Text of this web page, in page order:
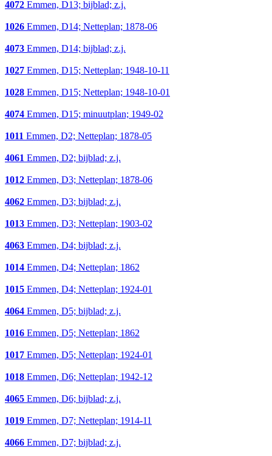
4072 Emmen, D13; bijblad; z.j.
1026 Emmen, D14; Netteplan; 1878-06
4073 Emmen, D14; bijblad; z.j.
1027 Emmen, D15; Netteplan; 1948-10-11
1028 Emmen, D15; Netteplan; 1948-10-01
4074 Emmen, D15; minuutplan; 1949-02
1011 Emmen, D2; Netteplan; 1878-05
4061 Emmen, D2; bijblad; z.j.
1012 Emmen, D3; Netteplan; 1878-06
4062 Emmen, D3; bijblad; z.j.
1013 Emmen, D3; Netteplan; 1903-02
4063 Emmen, D4; bijblad; z.j.
1014 Emmen, D4; Netteplan; 1862
1015 Emmen, D4; Netteplan; 1924-01
4064 Emmen, D5; bijblad; z.j.
1016 Emmen, D5; Netteplan; 1862
1017 Emmen, D5; Netteplan; 1924-01
1018 Emmen, D6; Netteplan; 1942-12
4065 Emmen, D6; bijblad; z.j.
1019 Emmen, D7; Netteplan; 1914-11
4066 Emmen, D7; bijblad; z.j.